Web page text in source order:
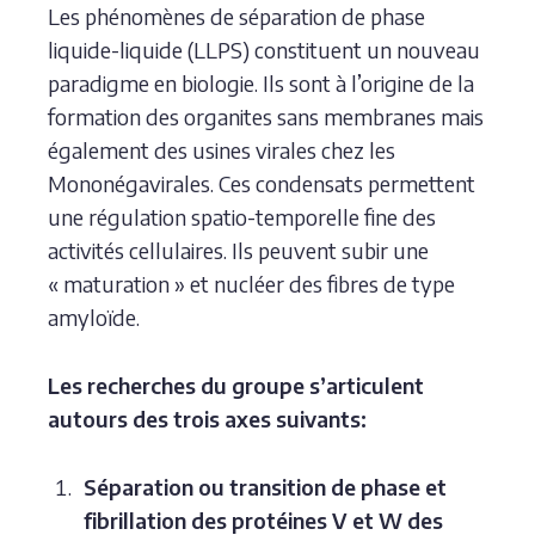
Les phénomènes de séparation de phase
liquide-liquide (LLPS) constituent un nouveau
paradigme en biologie. Ils sont à l’origine de la
formation des organites sans membranes mais
également des usines virales chez les
Mononégavirales. Ces condensats permettent
une régulation spatio-temporelle fine des
activités cellulaires. Ils peuvent subir une
« maturation » et nucléer des fibres de type
amyloïde.
Les recherches du groupe s’articulent
autours des trois axes suivants:
Séparation ou transition de phase et
fibrillation des protéines V et W des